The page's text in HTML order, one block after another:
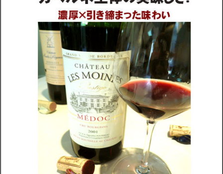
お支払
メルマガ登録
ワイン検索
生まれ年のワイン【プラチナワイン】
【ワインセラーショップ】
お電話 （03-5913-8046）